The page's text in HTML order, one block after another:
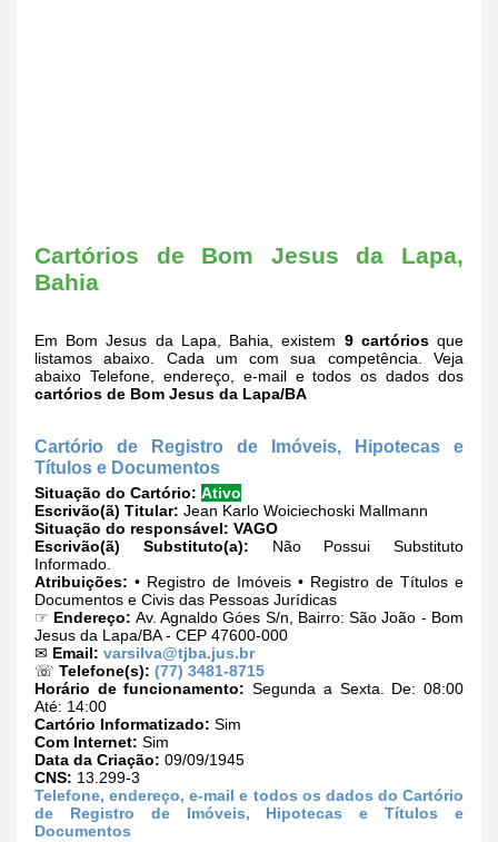
Cartórios de Bom Jesus da Lapa,
Bahia
Em Bom Jesus da Lapa, Bahia, existem 9 cartóriosque
listamos abaixo. Cada um com sua competência. Veja
abaixo Telefone, endereço, e-mail e todos os dados dos
cartórios de Bom Jesus da Lapa/BA
Cartório de Registro de Imóveis, Hipotecas e
Títulos e Documentos
Situação do Cartório: Ativo
Escrivão(ã) Titular: Jean Karlo Woiciechoski Mallmann
Situação do responsável: VAGO
Escrivão(ã) Substituto(a): Não Possui Substituto
Informado.
Atribuições: • Registro de Imóveis • Registro de Títulos e
Documentos e Civis das Pessoas Jurídicas
☞ Endereço: Av. Agnaldo Góes S/n, Bairro: São João - Bom
Jesus da Lapa/BA - CEP 47600-000
✉ Email: varsilva@tjba.jus.br
☏ Telefone(s): (77) 3481-8715
Horário de funcionamento: Segunda a Sexta. De: 08:00
Até: 14:00
Cartório Informatizado: Sim
Com Internet: Sim
Data da Criação: 09/09/1945
CNS: 13.299-3
Telefone, endereço, e-mail e todos os dados do Cartório
de Registro de Imóveis, Hipotecas e Títulos e
Documentos